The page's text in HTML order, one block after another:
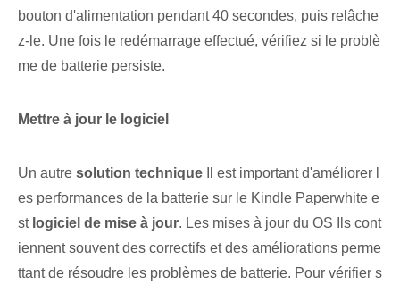
bouton d'alimentation pendant 40 secondes, puis relâche
z-le. Une fois le redémarrage effectué, vérifiez si le problè
me de batterie persiste.
Mettre à jour le ⁢logiciel
Un autre solution technique Il est important⁣ d'améliorer‍ l
es performances de la batterie⁢ sur le Kindle Paperwhite⁢ e
st logiciel de mise à jour. Les mises à jour du OS Ils cont
iennent souvent des correctifs et des améliorations perme
ttant de résoudre les problèmes de batterie. Pour vérifier s